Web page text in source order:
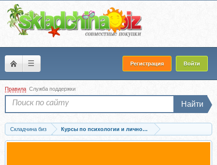
☰ Регистрация Войти
Правила Служба поддержки
Найти
Складчина биз
Курсы по психологии и личностному развитию
Скачать Как воспитать внутреннего взрослого? (Ирина Ковалёва)